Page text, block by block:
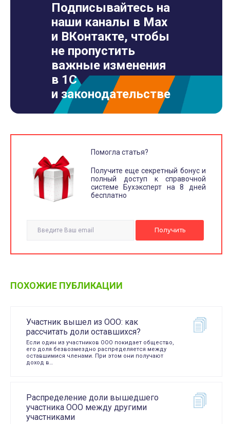
Подписывайтесь на
наши каналы в Max
и ВКонтакте, чтобы
не пропустить
важные изменения
в 1С
и законодательстве
Помогла статья?
Получите еще секретный бонус и
полный доступ к справочной
системе Бухэксперт на 8 дней
бесплатно
ПОХОЖИЕ ПУБЛИКАЦИИ
Участник вышел из ООО: как
рассчитать доли оставшихся?
Если один из участников ООО покидает общество,
его доля безвозмездно распределяется между
оставшимися членами. При этом они получают
доход в…
Распределение доли вышедшего
участника ООО между другими
участниками